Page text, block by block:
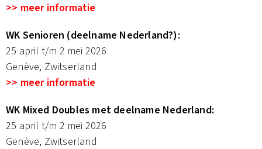
>> meer informatie
WK Senioren (deelname Nederland?):
25 april t/m 2 mei 2026
Genève, Zwitserland
>> meer informatie
WK Mixed Doubles met deelname Nederland:
25 april t/m 2 mei 2026
Genève, Zwitserland